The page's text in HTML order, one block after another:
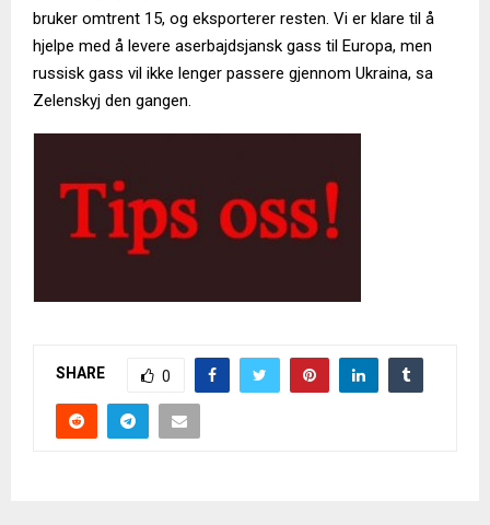
bruker omtrent 15, og eksporterer resten. Vi er klare til å
hjelpe med å levere aserbajdsjansk gass til Europa, men
russisk gass vil ikke lenger passere gjennom Ukraina, sa
Zelenskyj den gangen.
SHARE 0